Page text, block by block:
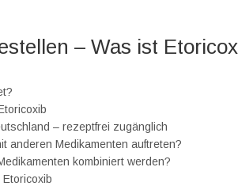
– Was ist
– rezeptfrei zugänglich
anderen Medikamenten auftreten?
kombiniert werden?